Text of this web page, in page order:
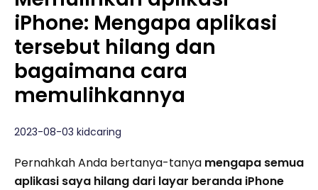
iPhone: Mengapa aplikasi
tersebut hilang dan
bagaimana cara
memulihkannya
2023-08-03 kidcaring
Pernahkah Anda bertanya-tanya mengapa semua
aplikasi saya hilang dari layar beranda iPhone